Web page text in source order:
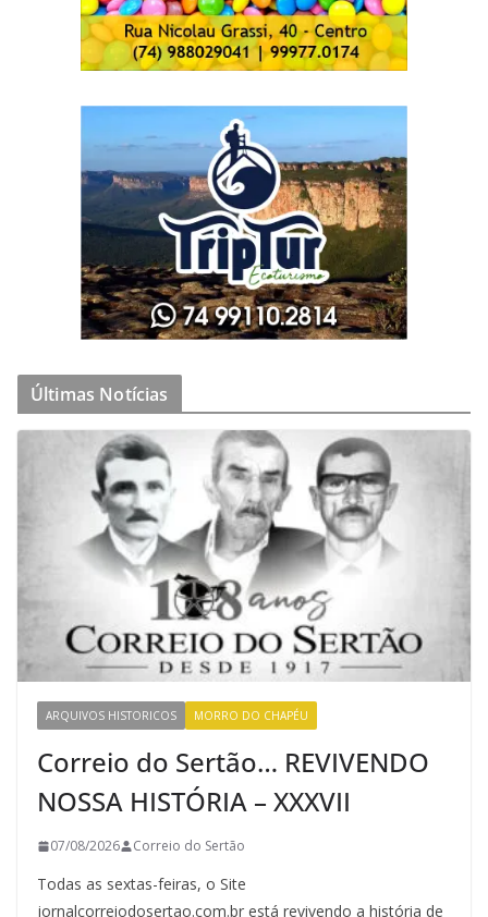
Últimas Notícias
ARQUIVOS HISTORICOS MORRO DO CHAPÉU
Correio do Sertão… REVIVENDO
NOSSA HISTÓRIA – XXXVII
07/08/2026 Correio do Sertão
Todas as sextas-feiras, o Site
jornalcorreiodosertao.com.br está revivendo a história de